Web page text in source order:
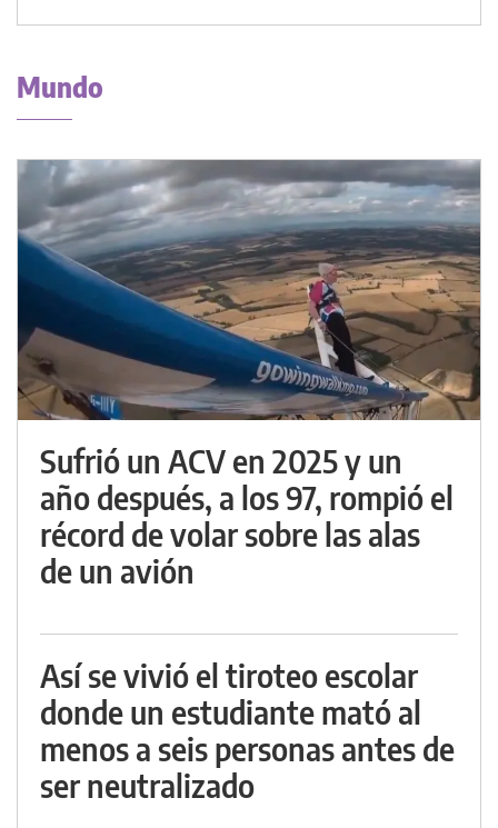
Mundo
Sufrió un ACV en 2025 y un
año después, a los 97, rompió el
récord de volar sobre las alas
de un avión
Así se vivió el tiroteo escolar
donde un estudiante mató al
menos a seis personas antes de
ser neutralizado